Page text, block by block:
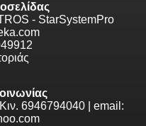
- StarSystemPro
6946794040 | email: